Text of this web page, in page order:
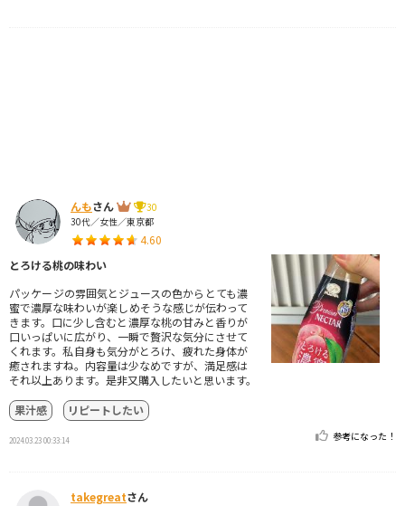
んもさん
30
30代／女性／東京都
4.60
とろける桃の味わい
パッケージの雰囲気とジュースの色からとても濃
蜜で濃厚な味わいが楽しめそうな感じが伝わって
きます。口に少し含むと濃厚な桃の甘みと香りが
口いっぱいに広がり、一瞬で贅沢な気分にさせて
くれます。私自身も気分がとろけ、疲れた身体が
癒されますね。内容量は少なめですが、満足感は
それ以上あります。是非又購入したいと思います。
果汁感
リピートしたい
2024.03.23 00:33:14 参考になった！
takegreatさん